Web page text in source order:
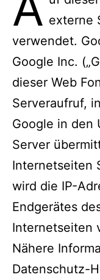
externe
verwendet.
Google Inc.
dieser Web
Serveraufruf,
Google in den
Server
Internetseiten
wird die IP-
Endgerätes
Internetseiten
Nähere
Datenschutz-